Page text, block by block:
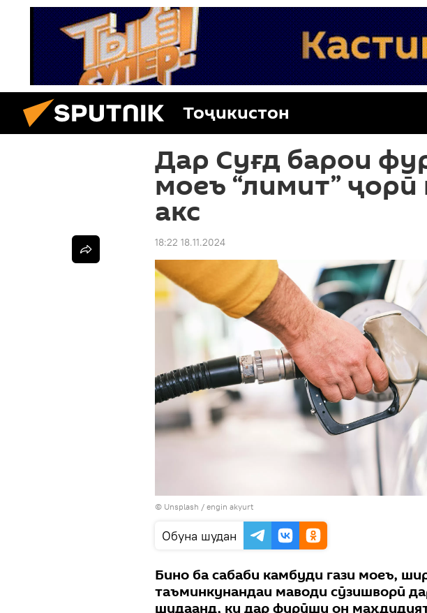
Тоҷикистон
Дар Суғд барои
моеъ “лимит”
акс
18:22 18.11.2024
© Unsplash / engin akyurt
Обуна шудан
Бино ба сабаби камбуди гази моеъ,
таъминкунандаи маводи сӯзишворӣ
шудаанд, ки дар фурӯши он